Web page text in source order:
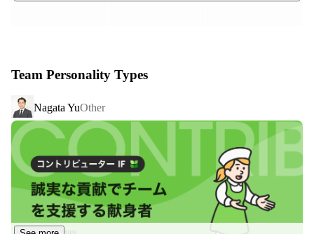
世界26カ国のネットワークを活用しながら自己成長を促
し、
一人一人が主役の会社であなたの新しいキャリアをスター
トしてみませんか？
【3つの特徴】
１、徹底した教育制度であなたの成果を最大化
成果を出すためには自己流ではうまくいきません。成果が
Team Personality Types
Nagata YuOther